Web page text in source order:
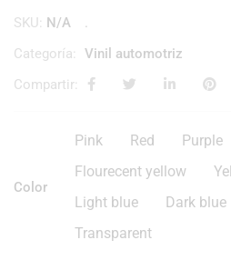
SKU: N/A
Categoría:
Vinil automotriz
Compartir:
Color
Pink Red Purple
Flourecent yellow
Light blue
Dark blue
Transparent